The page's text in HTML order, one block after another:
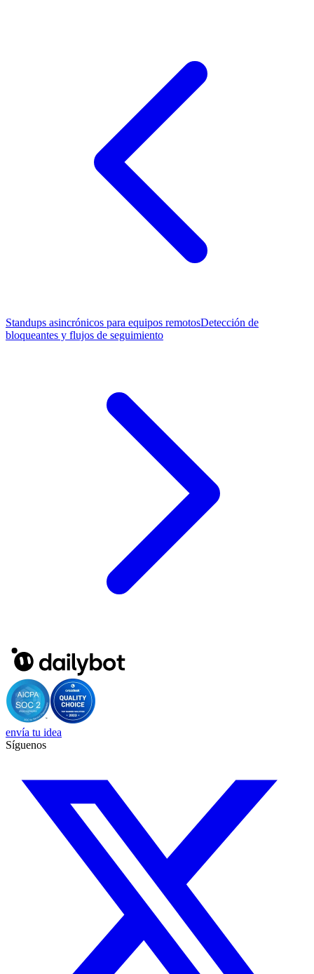
Standups asincrónicos para equipos remotosDetección de
bloqueantes y flujos de seguimiento
envía tu idea
Síguenos